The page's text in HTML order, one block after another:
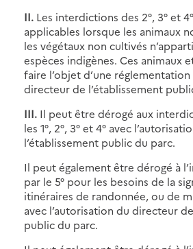
II. Les interdictions des 2°, 3° et
applicables lorsque les animaux
les végétaux non cultivés
espèces indigènes. Ces animaux
faire l’objet d’une
directeur de l’établissement
III. Il peut être dérogé aux
les 1°, 2°, 3° et 4° avec
l’établissement public du parc.
Il peut également être dérogé à
par le 5° pour les besoins de la
itinéraires de randonnée, ou de
avec l’autorisation du directeur
public du parc.